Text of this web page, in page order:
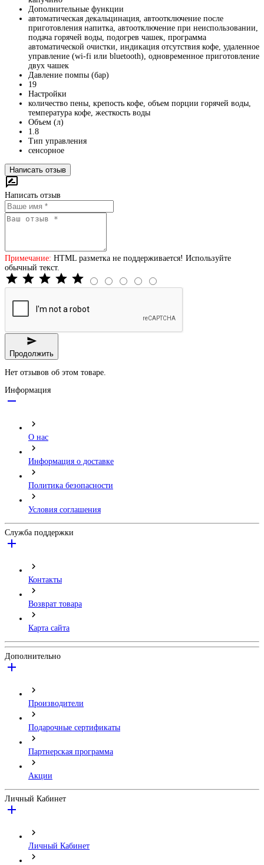
Дополнительные функции
автоматическая декальцинация, автоотключение после
приготовления напитка, автоотключение при неиспользовании,
подача горячей воды, подогрев чашек, программа
автоматической очистки, индикация отсутствия кофе, удаленное
управление (wi-fi или bluetooth), одновременное приготовление
двух чашек
Давление помпы (бар)
19
Настройки
количество пены, крепость кофе, объем порции горячей воды,
температура кофе, жесткость воды
Объем (л)
1.8
Тип управления
сенсорное
Написать отзыв
Написать отзыв
Примечание: HTML разметка не поддерживается! Используйте
обычный текст.
Продолжить
Нет отзывов об этом товаре.
Информация
О нас
Информация о доставке
Политика безопасности
Условия соглашения
Служба поддержки
Контакты
Возврат товара
Карта сайта
Дополнительно
Производители
Подарочные сертификаты
Партнерская программа
Акции
Личный Кабинет
Личный Кабинет